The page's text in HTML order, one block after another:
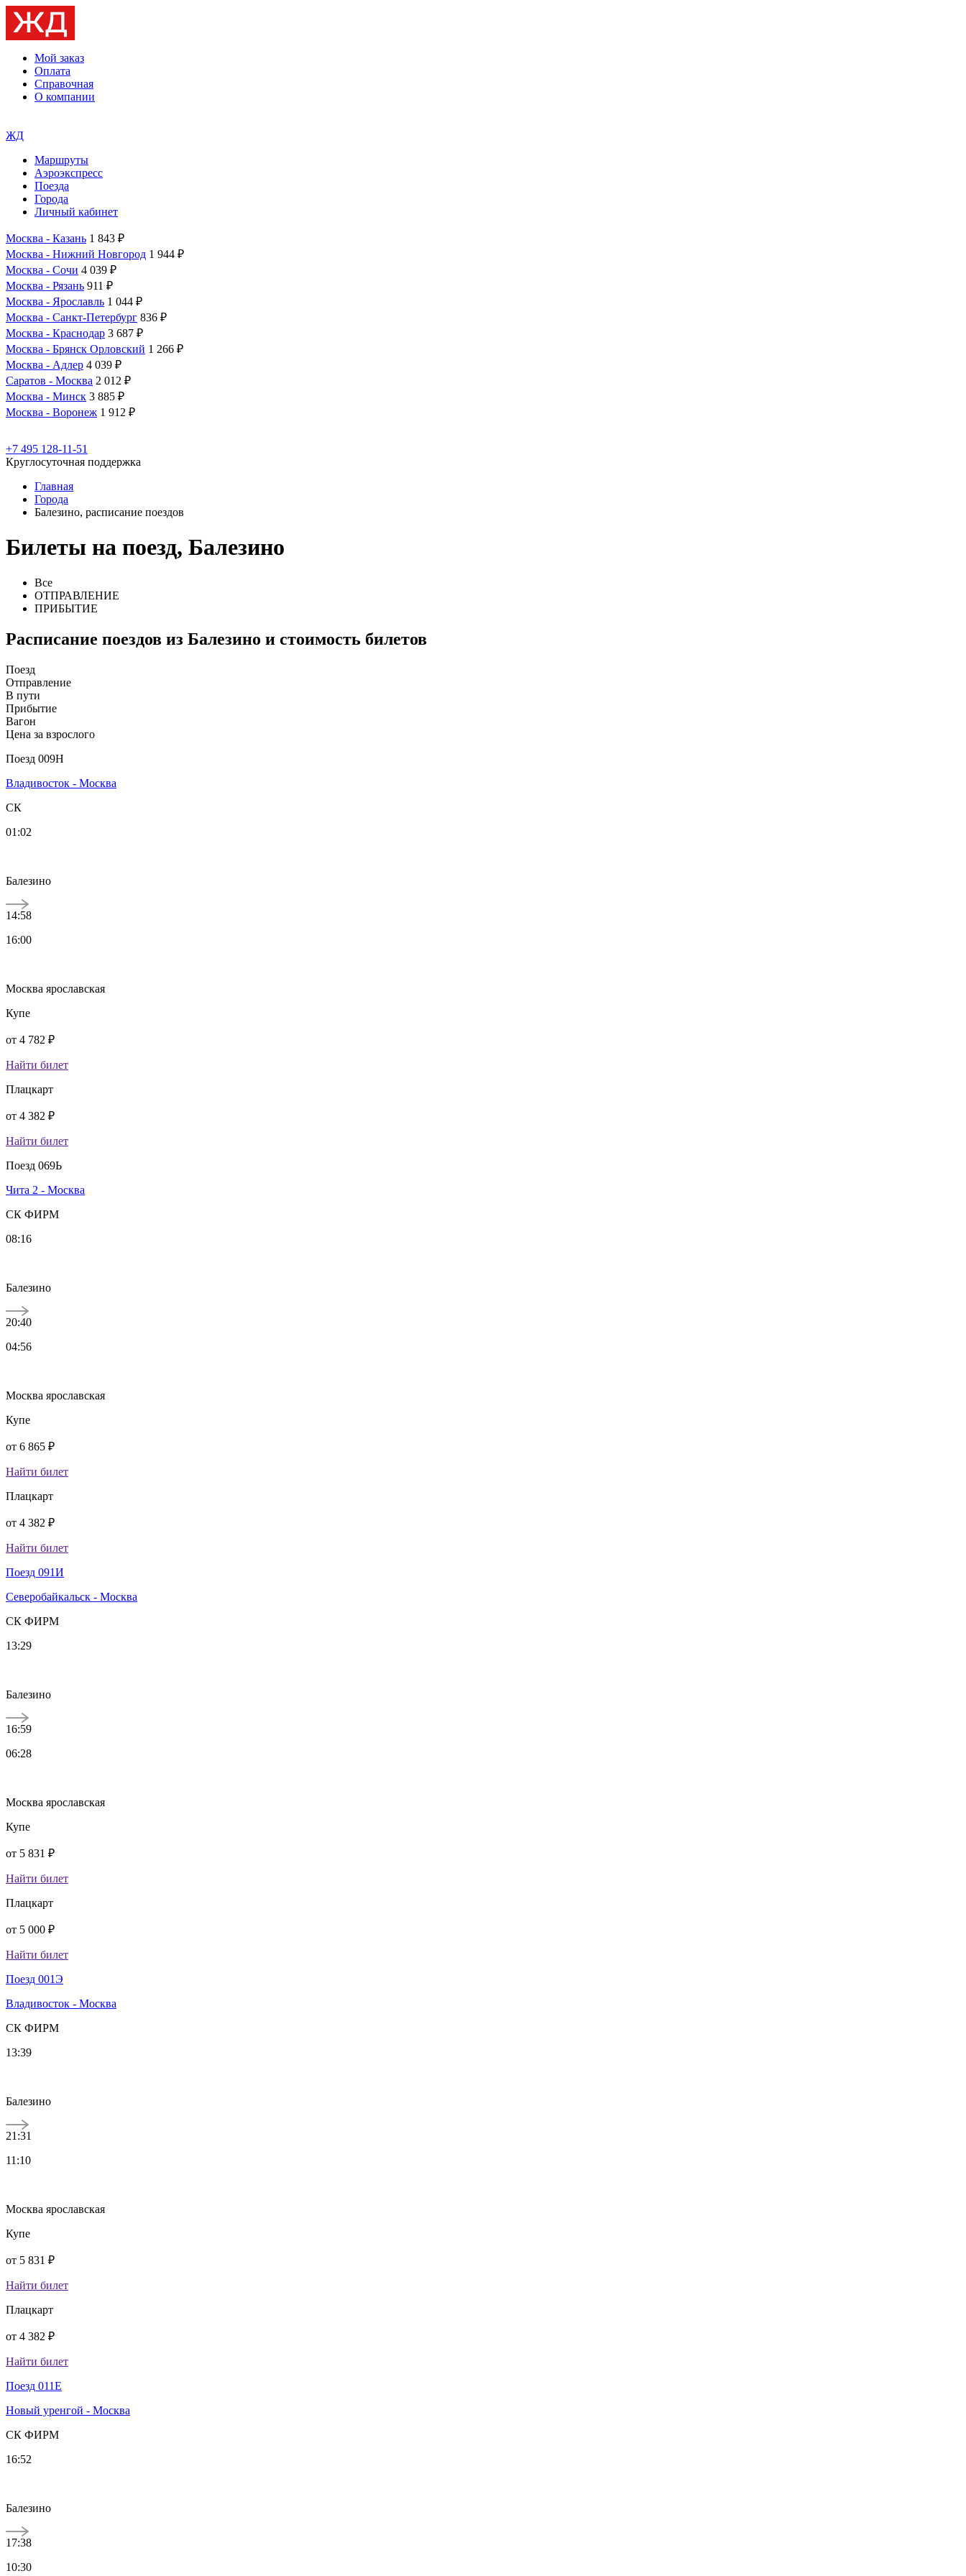
Мой заказ
Оплата
Справочная
О компании
ЖД
Маршруты
Аэроэкспресс
Поезда
Города
Личный кабинет
Москва - Казань 1 843 ₽
Москва - Нижний Новгород 1 944 ₽
Москва - Сочи 4 039 ₽
Москва - Рязань 911 ₽
Москва - Ярославль 1 044 ₽
Москва - Санкт-Петербург 836 ₽
Москва - Краснодар 3 687 ₽
Москва - Брянск Орловский 1 266 ₽
Москва - Адлер 4 039 ₽
Саратов - Москва 2 012 ₽
Москва - Минск 3 885 ₽
Москва - Воронеж 1 912 ₽
+7 495 128-11-51
Круглосуточная поддержка
Главная
Города
Балезино, расписание поездов
Билеты на поезд, Балезино
Все
ОТПРАВЛЕНИЕ
ПРИБЫТИЕ
Расписание поездов из Балезино и стоимость билетов
Поезд
Отправление
В пути
Прибытие
Вагон
Цена за взрослого
Поезд 009Н
Владивосток - Москва
СК
01:02
Балезино
14:58
16:00
Москва ярославская
Купе
от 4 782 ₽
Найти билет
Плацкарт
от 4 382 ₽
Найти билет
Поезд 069Ь
Чита 2 - Москва
СК ФИРМ
08:16
Балезино
20:40
04:56
Москва ярославская
Купе
от 6 865 ₽
Найти билет
Плацкарт
от 4 382 ₽
Найти билет
Поезд 091И
Северобайкальск - Москва
СК ФИРМ
13:29
Балезино
16:59
06:28
Москва ярославская
Купе
от 5 831 ₽
Найти билет
Плацкарт
от 5 000 ₽
Найти билет
Поезд 001Э
Владивосток - Москва
СК ФИРМ
13:39
Балезино
21:31
11:10
Москва ярославская
Купе
от 5 831 ₽
Найти билет
Плацкарт
от 4 382 ₽
Найти билет
Поезд 011Е
Новый уренгой - Москва
СК ФИРМ
16:52
Балезино
17:38
10:30